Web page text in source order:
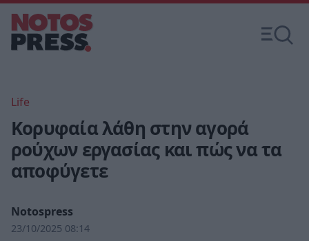
Life
Κορυφαία λάθη στην αγορά
ρούχων εργασίας και πώς να τα
αποφύγετε
Notospress
23/10/2025 08:14